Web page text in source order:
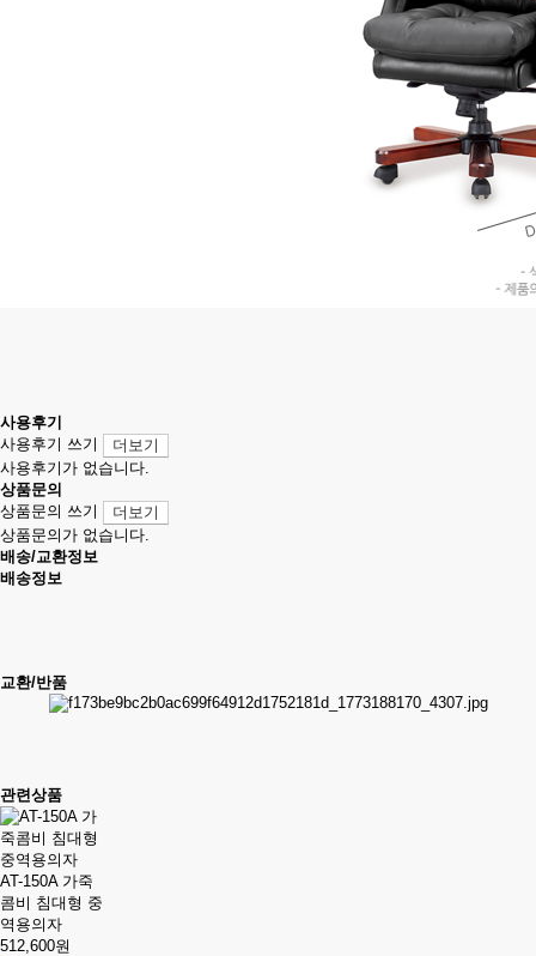
사용후기
사용후기 쓰기
더보기
사용후기가 없습니다.
상품문의
상품문의 쓰기
더보기
상품문의가 없습니다.
배송/교환정보
배송정보
교환/반품
관련상품
AT-150A 가죽
콤비 침대형 중
역용의자
512,600원